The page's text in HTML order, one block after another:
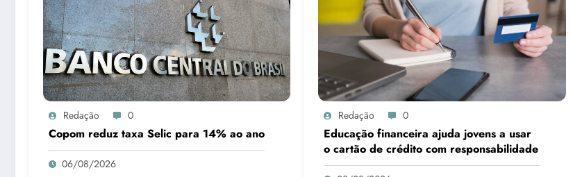
Redação 0
Copom reduz taxa Selic para 14% ao ano
06/08/2026
Redação 0
Educação financeira ajuda jovens a usar
o cartão de crédito com responsabilidade